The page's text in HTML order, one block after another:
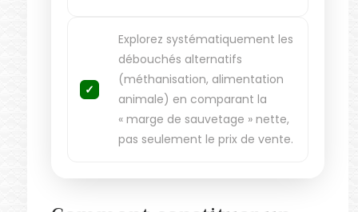
Explorez systématiquement les
débouchés alternatifs
(méthanisation, alimentation
animale) en comparant la
« marge de sauvetage » nette,
pas seulement le prix de vente.